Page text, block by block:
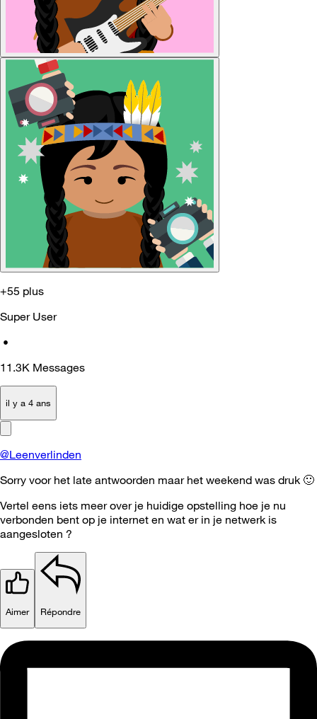
+55 plus
Super User
•
11.3K Messages
il y a 4 ans
@Leenverlinden
Sorry voor het late antwoorden maar het weekend was druk 🙂
Vertel eens iets meer over je huidige opstelling hoe je nu
verbonden bent op je internet en wat er in je netwerk is
aangesloten ?
Aimer Répondre